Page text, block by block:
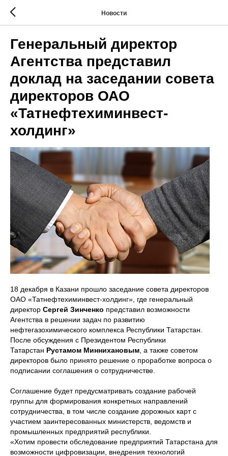
Новости
Генеральный директор
Агентства представил
доклад на заседании совета
директоров ОАО
«Татнефтехиминвест-
холдинг»
18 декабря в Казани прошло заседание совета директоров
ОАО «Татнефтехиминвест-холдинг», где генеральный
директор Сергей Зинченко представил возможности
Агентства в решении задач по развитию
нефтегазохимического комплекса Республики Татарстан.
После обсуждения с Президентом Республики
Татарстан Рустамом Миннихановым , а также советом
директоров было принято решение о проработке вопроса о
подписании соглашения о сотрудничестве.
Соглашение будет предусматривать создание рабочей
группы для формирования конкретных направлений
сотрудничества, в том числе создание дорожных карт с
участием заинтересованных министерств, ведомств и
промышленных предприятий республики.
«Хотим провести обследование предприятий Татарстана для
возможности цифровизации, внедрения технологий